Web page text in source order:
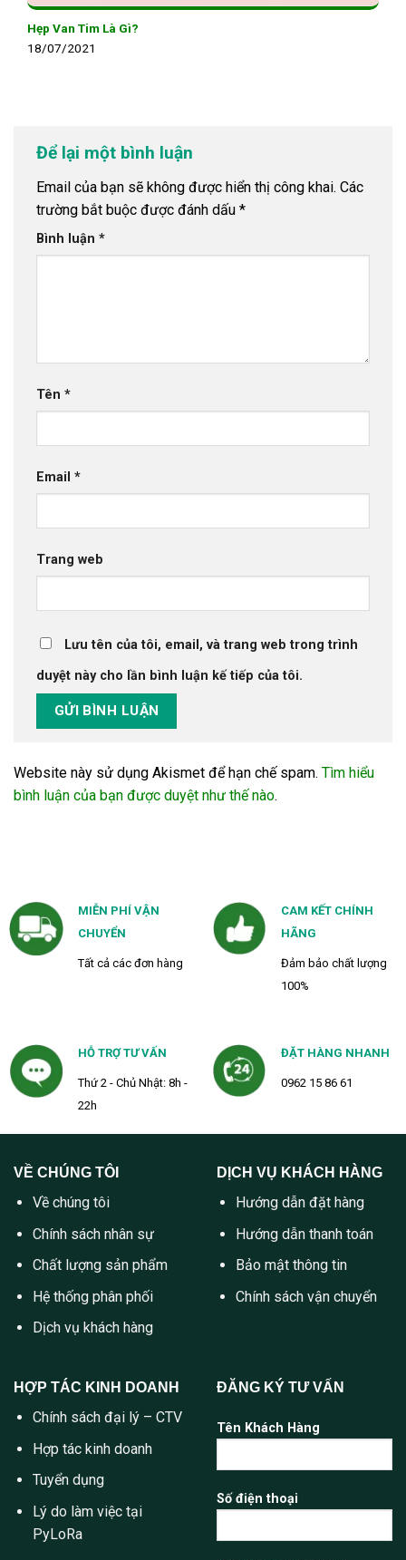
Hẹp Van Tim Là Gì?
18/07/2021
Để lại một bình luận
Email của bạn sẽ không được hiển thị công khai. Các
trường bắt buộc được đánh dấu *
Bình luận *
Tên *
Email *
Trang web
Lưu tên của tôi, email, và trang web trong trình
duyệt này cho lần bình luận kế tiếp của tôi.
Website này sử dụng Akismet để hạn chế spam. Tìm hiểu
bình luận của bạn được duyệt như thế nào.
MIỄN PHÍ VẬN
CHUYỂN
Tất cả các đơn hàng
CAM KẾT CHÍNH
HÃNG
Đảm bảo chất lượng
100%
HỖ TRỢ TƯ VẤN
Thứ 2 - Chủ Nhật: 8h -
22h
ĐẶT HÀNG NHANH
0962 15 86 61
VỀ CHÚNG TÔI
Về chúng tôi
Chính sách nhân sự
Chất lượng sản phẩm
Hệ thống phân phối
Dịch vụ khách hàng
DỊCH VỤ KHÁCH HÀNG
Hướng dẫn đặt hàng
Hướng dẫn thanh toán
Bảo mật thông tin
Chính sách vận chuyển
HỢP TÁC KINH DOANH
Chính sách đại lý – CTV
Hợp tác kinh doanh
Tuyển dụng
Lý do làm việc tại
PyLoRa
ĐĂNG KÝ TƯ VẤN
Tên Khách Hàng
Số điện thoại